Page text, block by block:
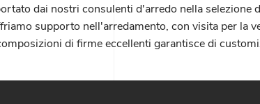
dai nostri consulenti d'arredo nella selezione
supporto nell'arredamento, con visita per la
di firme eccellenti garantisce di